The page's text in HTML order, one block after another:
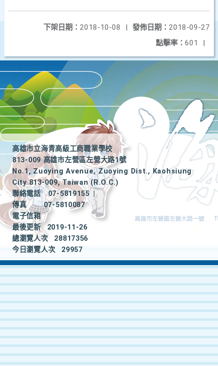
發佈日期： 2018-09-27
下架日期： 2018-10-08
|
點擊率： 601 |
高雄市立海青高級工商職業學校
813-009 高雄市左營區左營大路1號
No.1, Zuoying Avenue, Zuoying Dist., Kaohsiung
City 813-009, Taiwan (R.O.C.)
聯絡電話
07-5819155
|
傳真
07-5810087
電子信箱
最後更新
2019-11-26
總瀏覽人次
28817356
今日瀏覽人次
29957